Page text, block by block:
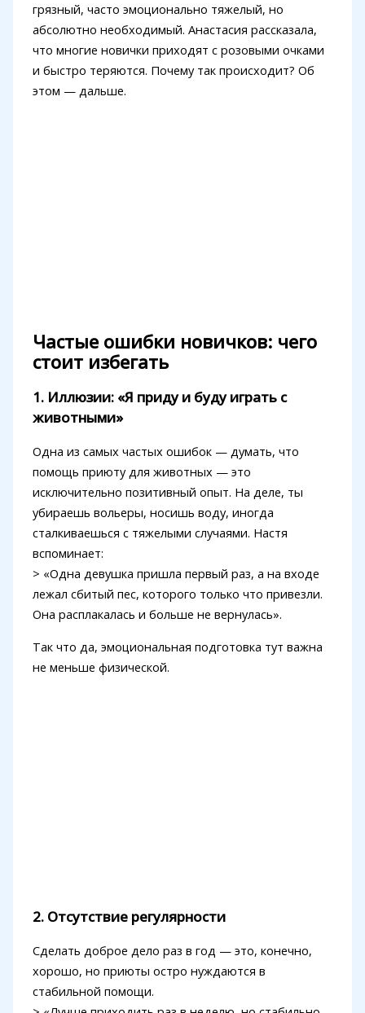
грязный, часто эмоционально тяжелый, но
абсолютно необходимый. Анастасия рассказала,
что многие новички приходят с розовыми очками
и быстро теряются. Почему так происходит? Об
этом — дальше.
Частые ошибки новичков: чего
стоит избегать
1. Иллюзии: «Я приду и буду играть с
животными»
Одна из самых частых ошибок — думать, что
помощь приюту для животных — это
исключительно позитивный опыт. На деле, ты
убираешь вольеры, носишь воду, иногда
сталкиваешься с тяжелыми случаями. Настя
вспоминает:
> «Одна девушка пришла первый раз, а на входе
лежал сбитый пес, которого только что привезли.
Она расплакалась и больше не вернулась».
Так что да, эмоциональная подготовка тут важна
не меньше физической.
2. Отсутствие регулярности
Сделать доброе дело раз в год — это, конечно,
хорошо, но приюты остро нуждаются в
стабильной помощи.